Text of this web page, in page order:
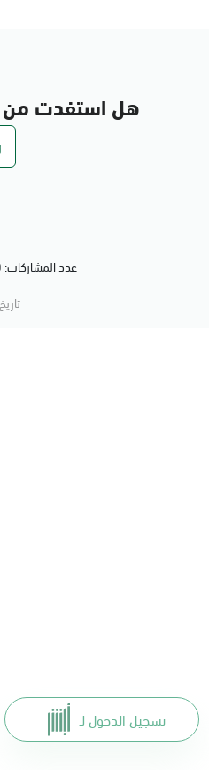
هل استفدت من
عدد المشاركات: 3880 مشاركة (47%) أعجبهم المحتوى
تسجيل الدخول لـ